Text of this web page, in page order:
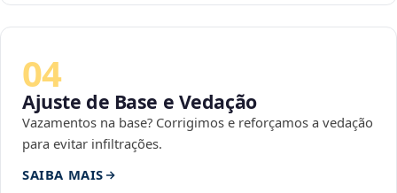
04
Ajuste de Base e Vedação
Vazamentos na base? Corrigimos e reforçamos a vedação
para evitar infiltrações.
SAIBA MAIS